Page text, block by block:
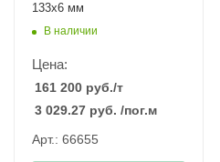
133х6 мм
В наличии
Цена:
161 200 руб./т
3 029.27 руб. /пог.м
Арт.: 66655